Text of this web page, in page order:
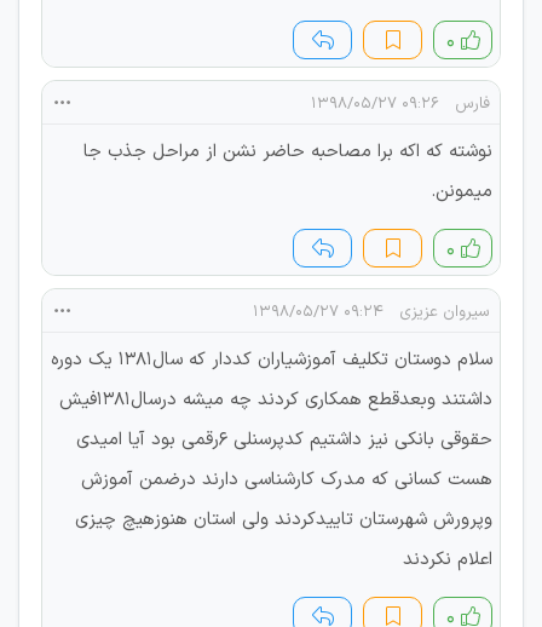
۰
فارس ۰۹:۲۶ ۱۳۹۸/۰۵/۲۷
نوشته که اکه برا مصاحبه حاضر نشن از مراحل جذب جا
میمونن.
۰
سیروان عزیزی ۰۹:۲۴ ۱۳۹۸/۰۵/۲۷
سلام دوستان تکلیف آموزشیاران کددار که سال1381 یک دوره
داشتند وبعدقطع همکاری کردند چه میشه درسال1381فیش
حقوقی بانکی نیز داشتیم کدپرسنلی 6رقمی بود آیا امیدی
هست کسانی که مدرک کارشناسی دارند درضمن آموزش
وپرورش شهرستان تاییدکردند ولی استان هنوزهیچ چیزی
اعلام نکردند
۰